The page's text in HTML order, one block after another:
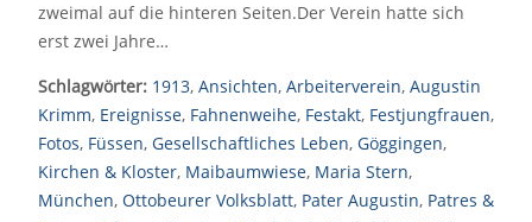
zweimal auf die hinteren Seiten.Der Verein hatte sich
erst zwei Jahre…
Schlagwörter: 1913, Ansichten, Arbeiterverein, Augustin
Krimm, Ereignisse, Fahnenweihe, Festakt, Festjungfrauen,
Fotos, Füssen, Gesellschaftliches Leben, Göggingen,
Kirchen & Kloster, Maibaumwiese, Maria Stern,
München, Ottobeurer Volksblatt, Pater Augustin, Patres &